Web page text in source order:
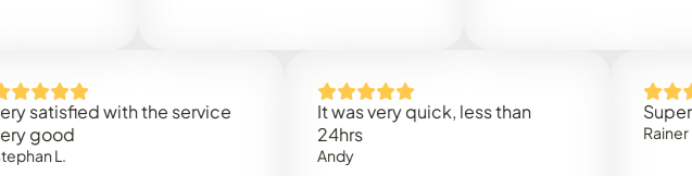
with the service
It was very quick, less than
Super